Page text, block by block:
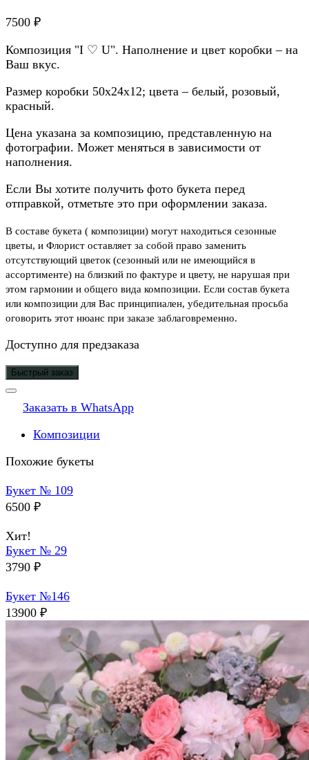
7500 ₽
Композиция "I ♡ U". Наполнение и цвет коробки – на
Ваш вкус.
Размер коробки 50х24х12; цвета – белый, розовый,
красный.
Цена указана за композицию, представленную на
фотографии. Может меняться в зависимости от
наполнения.
Если Вы хотите получить фото букета перед
отправкой, отметьте это при оформлении заказа.
В составе букета ( композиции) могут находиться сезонные
цветы, и Флорист оставляет за собой право заменить
отсутствующий цветок (сезонный или не имеющийся в
ассортименте) на близкий по фактуре и цвету, не нарушая при
этом гармонии и общего вида композиции. Если состав букета
или композиции для Вас принципиален, убедительная просьба
оговорить этот нюанс при заказе заблаговременно.
Доступно для предзаказа
Быстрый заказ
Заказать в WhatsApp
Композиции
Похожие букеты
Букет № 109
6500 ₽
Хит!
Букет № 29
3790 ₽
Букет №146
13900 ₽